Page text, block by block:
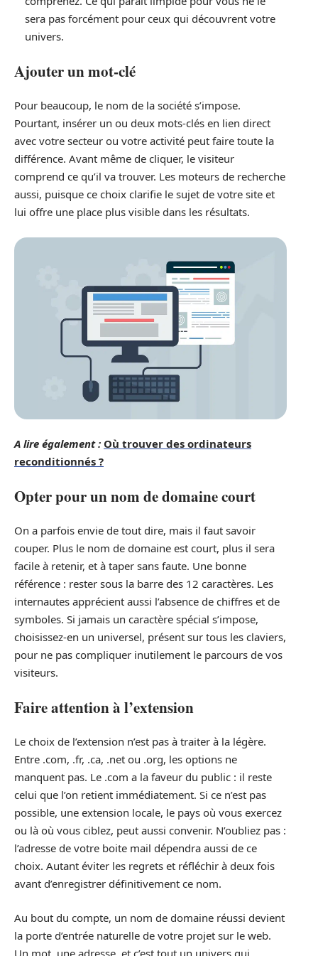
sera pas forcément pour ceux qui découvrent votre
univers.
Ajouter un mot-clé
Pour beaucoup, le nom de la société s’impose.
Pourtant, insérer un ou deux mots-clés en lien direct
avec votre secteur ou votre activité peut faire toute la
différence. Avant même de cliquer, le visiteur
comprend ce qu’il va trouver. Les moteurs de recherche
aussi, puisque ce choix clarifie le sujet de votre site et
lui offre une place plus visible dans les résultats.
A lire également : Où trouver des ordinateurs
reconditionnés ?
Opter pour un nom de domaine court
On a parfois envie de tout dire, mais il faut savoir
couper. Plus le nom de domaine est court, plus il sera
facile à retenir, et à taper sans faute. Une bonne
référence : rester sous la barre des 12 caractères. Les
internautes apprécient aussi l’absence de chiffres et de
symboles. Si jamais un caractère spécial s’impose,
choisissez-en un universel, présent sur tous les claviers,
pour ne pas compliquer inutilement le parcours de vos
visiteurs.
Faire attention à l’extension
Le choix de l’extension n’est pas à traiter à la légère.
Entre .com, .fr, .ca, .net ou .org, les options ne
manquent pas. Le .com a la faveur du public : il reste
celui que l’on retient immédiatement. Si ce n’est pas
possible, une extension locale, le pays où vous exercez
ou là où vous ciblez, peut aussi convenir. N’oubliez pas :
l’adresse de votre boite mail dépendra aussi de ce
choix. Autant éviter les regrets et réfléchir à deux fois
avant d’enregistrer définitivement ce nom.
Au bout du compte, un nom de domaine réussi devient
la porte d’entrée naturelle de votre projet sur le web.
Un mot, une adresse, et c’est tout un univers qui